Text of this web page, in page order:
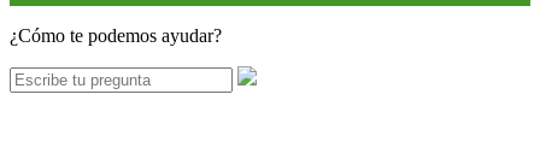
¿Cómo te podemos ayudar?